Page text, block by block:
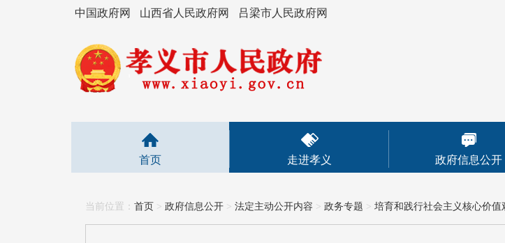
中国政府网 山西省人民政府网 吕梁市人民政府网
首页 走进孝义 政府信息公开
当前位置： 首页 > 政府信息公开 > 法定主动公开内容 > 政务专题 > 培育和践行社会主义核心价值